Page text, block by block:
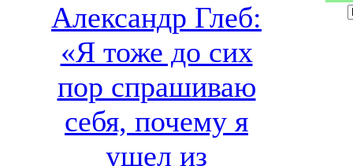
Александр Глеб:
«Я тоже до сих
пор спрашиваю
себя, почему я
ушел из